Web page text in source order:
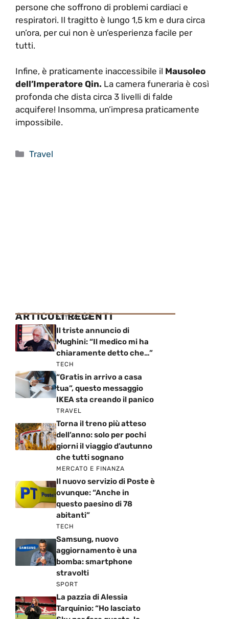
persone che soffrono di problemi cardiaci e
respiratori. Il tragitto è lungo 1,5 km e dura circa
un’ora, per cui non è un’esperienza facile per
tutti.
Infine, è praticamente inaccessibile il Mausoleo
dell’Imperatore Qin. La camera funeraria è così
profonda che dista circa 3 livelli di falde
acquifere! Insomma, un’impresa praticamente
impossibile.
Categorie
Travel
ARTICOLI RECENTI
ATTUALITÀ
Il triste annuncio di
Mughini: “Il medico mi ha
chiaramente detto che…”
TECH
“Gratis in arrivo a casa
tua”, questo messaggio
IKEA sta creando il panico
TRAVEL
Torna il treno più atteso
dell’anno: solo per pochi
giorni il viaggio d’autunno
che tutti sognano
MERCATO E FINANZA
Il nuovo servizio di Poste è
ovunque: “Anche in
questo paesino di 78
abitanti”
TECH
Samsung, nuovo
aggiornamento è una
bomba: smartphone
stravolti
SPORT
La pazzia di Alessia
Tarquinio: “Ho lasciato